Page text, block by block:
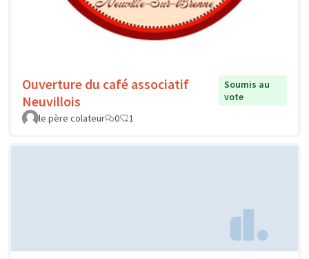
Ouverture du café associatif
Neuvillois
Soumis au
vote
le père colateur
0 1